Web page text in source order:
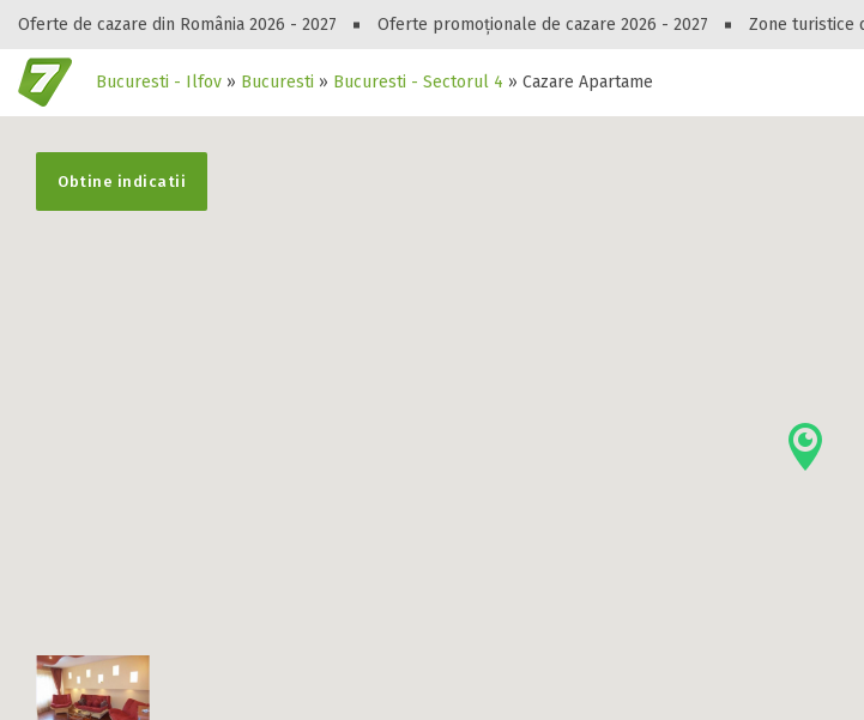
Oferte de cazare din România 2026 - 2027 Oferte promoționale de cazare 2026 - 2027 Zone turistice
Bucuresti - Ilfov » Bucuresti » Bucuresti - Sectorul 4 » Cazare Apartament Parlament
Peste 10549
Gasești hoteluri, pensiuni, vile,
Obtine indicatii